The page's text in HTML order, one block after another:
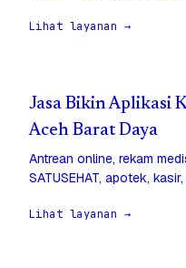
Lihat layanan →
Jasa Bikin Aplikasi
Aceh Barat Daya
Antrean online, rekam
SATUSEHAT, apotek,
Lihat layanan →